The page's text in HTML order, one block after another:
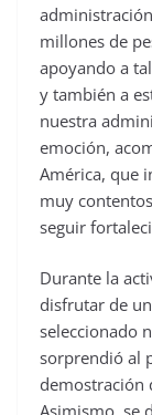
millones de
apoyando a
y también a
nuestra
emoción,
América, que
muy
seguir
Durante la
disfrutar de
seleccionado
sorprendió al
demostración
Asimismo, se